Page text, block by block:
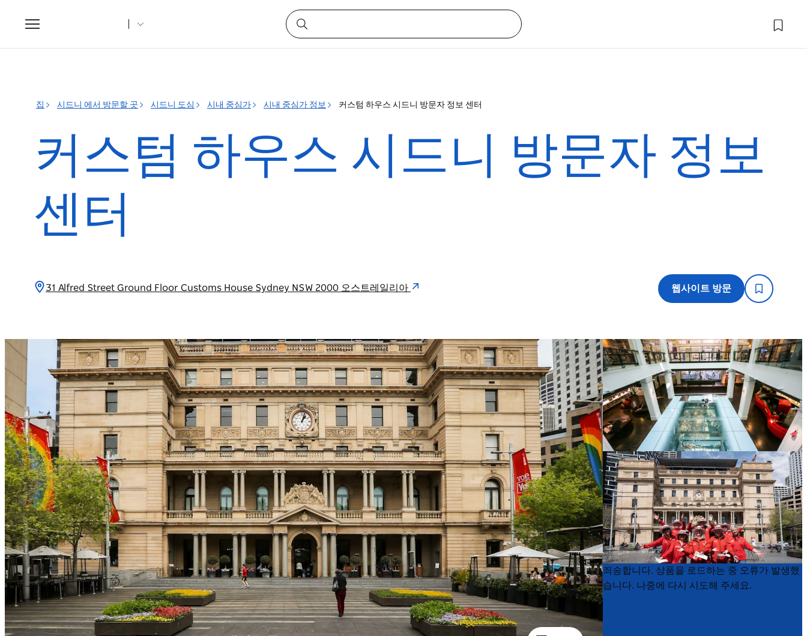
Toggle
navigation
집 시드니 에서 방문할 곳 시드니 도심 시내 중심가 시내 중심가 정보 커스텀 하우스 시드니 방문자 정보 센터
커스텀 하우스 시드니 방문자 정보
센터
31 Alfred Street Ground Floor Customs House Sydney NSW 2000 오스트레일리아 웹사이트 방문
Product
List
Product
List
죄송합니다. 상품을 로드하는 중 오류가 발생했
습니다. 나중에 다시 시도해 주세요.